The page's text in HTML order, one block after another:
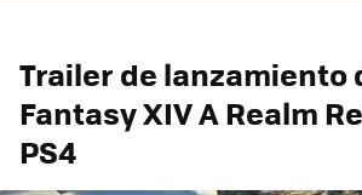
Trailer de lanzamiento
Fantasy XIV A Realm
PS4